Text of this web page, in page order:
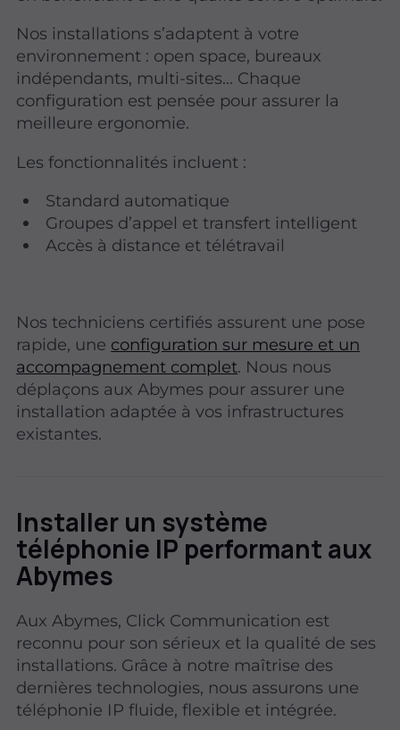
Nos installations s’adaptent à votre
environnement : open space, bureaux
indépendants, multi-sites… Chaque
configuration est pensée pour assurer la
meilleure ergonomie.
Les fonctionnalités incluent :
Standard automatique
Groupes d’appel et transfert intelligent
Accès à distance et télétravail
Nos techniciens certifiés assurent une pose
rapide, une configuration sur mesure et un
accompagnement complet. Nous nous
déplaçons aux Abymes pour assurer une
installation adaptée à vos infrastructures
existantes.
Installer un système
téléphonie IP performant aux
Abymes
Aux Abymes, Click Communication est
reconnu pour son sérieux et la qualité de ses
installations. Grâce à notre maîtrise des
dernières technologies, nous assurons une
téléphonie IP fluide, flexible et intégrée.